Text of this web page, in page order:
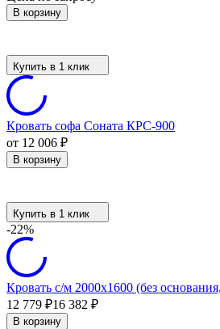
В корзину
Купить в 1 клик
Кровать софа Соната КРС-900
от 12 006 ₽
В корзину
Купить в 1 клик
-22%
Кровать с/м 2000х1600 (без
12 779 ₽16 382 ₽
В корзину